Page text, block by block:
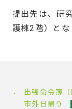
提出先は、研
護棟2階）とな
出張命令簿
市外日帰り